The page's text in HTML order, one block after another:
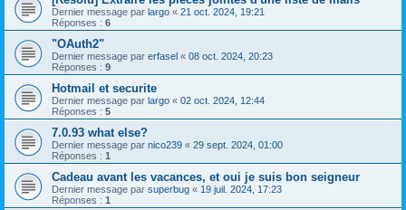
Dernier message par largo « 21 oct. 2024, 19:21
Réponses : 6
"OAuth2"
Dernier message par erfasel « 08 oct. 2024, 20:23
Réponses : 9
Hotmail et securite
Dernier message par largo « 02 oct. 2024, 12:44
Réponses : 5
7.0.93 what else?
Dernier message par nico239 « 29 sept. 2024, 01:00
Réponses : 1
Cadeau avant les vacances, et oui je suis bon seigneur
Dernier message par superbug « 19 juil. 2024, 17:23
Réponses : 1